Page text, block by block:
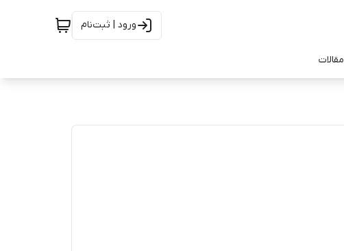
ورود | ثبت‌نام
مقالات